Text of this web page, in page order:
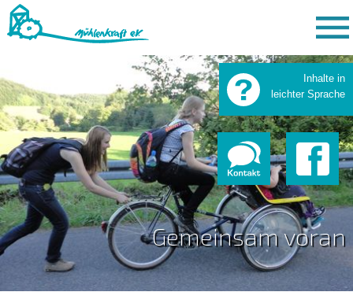
Inhalte in
leichter Sprache
Gemeinsam voran